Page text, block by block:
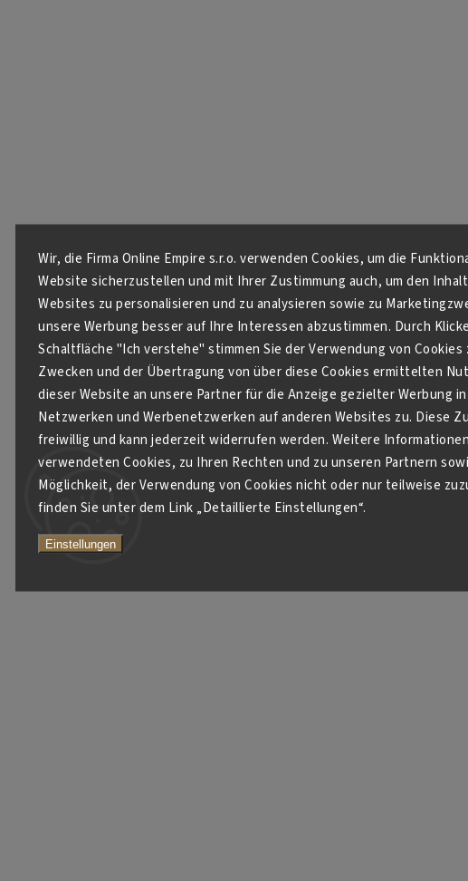
Wir, die Firma Online Empire s.r.o. verwenden Cookies, um die
Website sicherzustellen und mit Ihrer Zustimmung auch, um den
Websites zu personalisieren und zu analysieren sowie zu
unsere Werbung besser auf Ihre Interessen abzustimmen. Durch
Schaltfläche "Ich verstehe" stimmen Sie der Verwendung von Cookies
Zwecken und der Übertragung von über diese Cookies ermittelten
dieser Website an unsere Partner für die Anzeige gezielter Werbung
Netzwerken und Werbenetzwerken auf anderen Websites zu. Diese
freiwillig und kann jederzeit widerrufen werden. Weitere
verwendeten Cookies, zu Ihren Rechten und zu unseren Partnern
Möglichkeit, der Verwendung von Cookies nicht oder nur teilweise
finden Sie unter dem Link „Detaillierte Einstellungen“.
Einstellungen